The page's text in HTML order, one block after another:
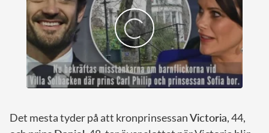
Det mesta tyder på att kronprinsessanVictoria, 44,